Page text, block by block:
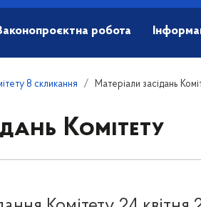
робота
8 скликання Матеріали засідань
Комітету